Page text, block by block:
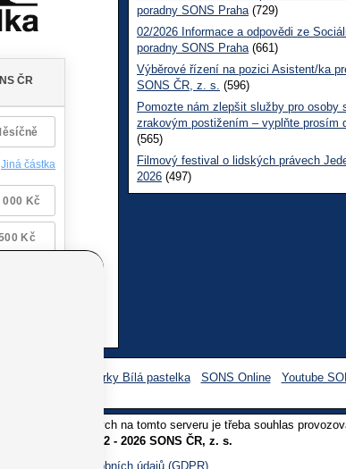
poradny SONS Praha (729)
02/2026 Informace a odpovědi ze
poradny SONS Praha (661)
Výběrové řízení na pozici Asistent/ka
SONS ČR, z. s. (596)
Pomozte nám zlepšit služby pro osoby
zrakovým postižením – vyplňte prosím
(565)
Filmový festival o lidských právech
2026 (497)
Facebook sbírky Bílá pastelka SONS Online Youtube
a obrázků uvedených na tomto serveru je třeba souhlas
Copyright © 2012 - 2026 SONS ČR, z. s.
Ochrana osobních údajů (GDPR)